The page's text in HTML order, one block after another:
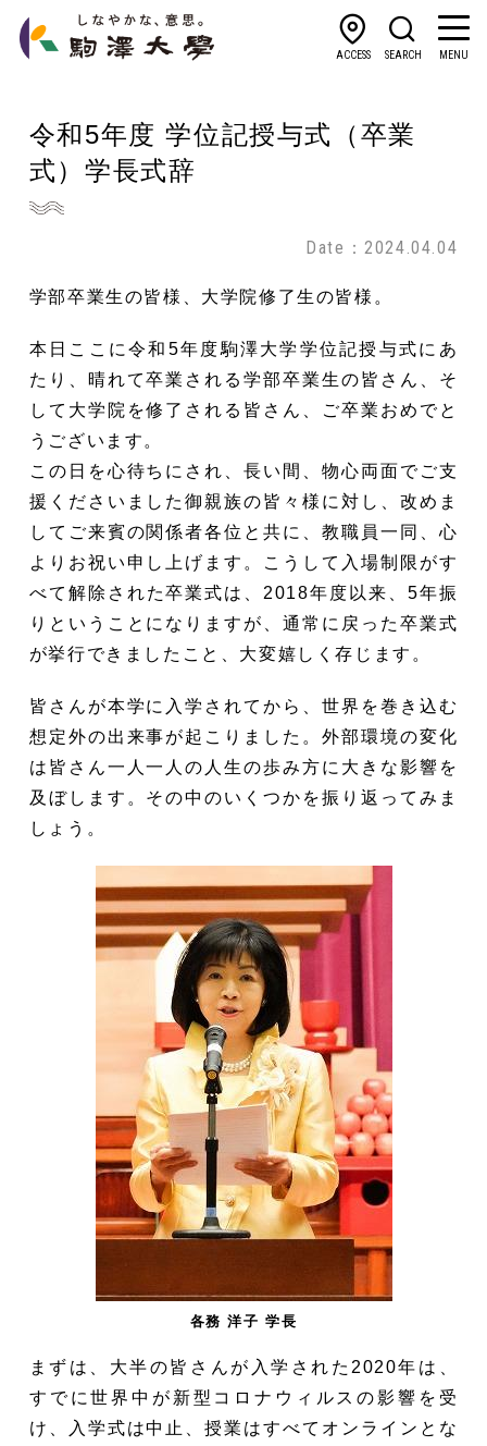
ACCESS SEARCH MENU
令和5年度 学位記授与式（卒業
式）学長式辞
Date：2024.04.04
学部卒業生の皆様、大学院修了生の皆様。
本日ここに令和5年度駒澤大学学位記授与式にあ
たり、晴れて卒業される学部卒業生の皆さん、そ
して大学院を修了される皆さん、ご卒業おめでと
うございます。
この日を心待ちにされ、長い間、物心両面でご支
援くださいました御親族の皆々様に対し、改めま
してご来賓の関係者各位と共に、教職員一同、心
よりお祝い申し上げます。こうして入場制限がす
べて解除された卒業式は、2018年度以来、5年振
りということになりますが、通常に戻った卒業式
が挙行できましたこと、大変嬉しく存じます。
皆さんが本学に入学されてから、世界を巻き込む
想定外の出来事が起こりました。外部環境の変化
は皆さん一人一人の人生の歩み方に大きな影響を
及ぼします。その中のいくつかを振り返ってみま
しょう。
各務 洋子 学長
まずは、大半の皆さんが入学された2020年は、
すでに世界中が新型コロナウィルスの影響を受
け、入学式は中止、授業はすべてオンラインとな